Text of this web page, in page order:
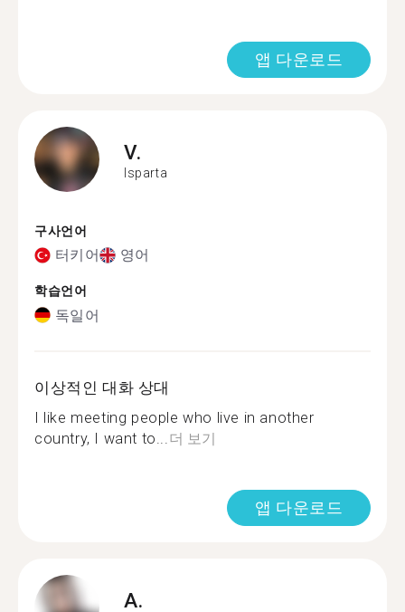
앱 다운로드
V.
Isparta
구사언어
터키어 영어
학습언어
독일어
이상적인 대화 상대
I like meeting people who live in another
country, I want to... 더 보기
앱 다운로드
A.